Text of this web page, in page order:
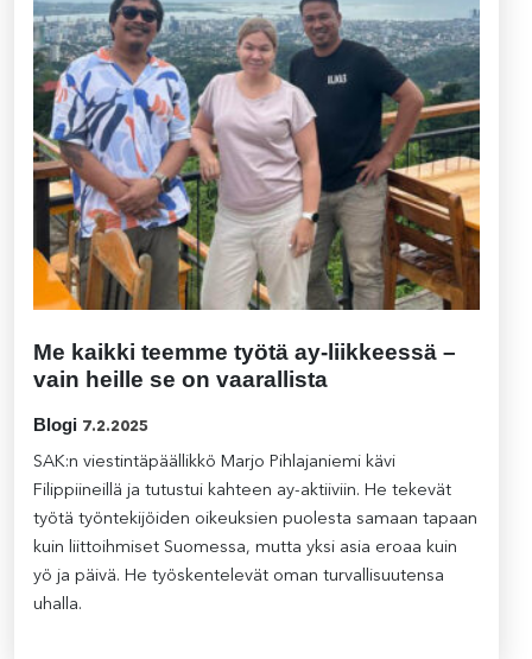
Me kaikki teemme työtä ay-liikkeessä –
vain heille se on vaarallista
Blogi 7.2.2025
SAK:n viestintäpäällikkö Marjo Pihlajaniemi kävi
Filippiineillä ja tutustui kahteen ay-aktiiviin. He tekevät
työtä työntekijöiden oikeuksien puolesta samaan tapaan
kuin liittoihmiset Suomessa, mutta yksi asia eroaa kuin
yö ja päivä. He työskentelevät oman turvallisuutensa
uhalla.